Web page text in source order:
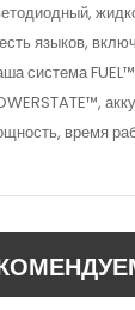
языков,
система
время